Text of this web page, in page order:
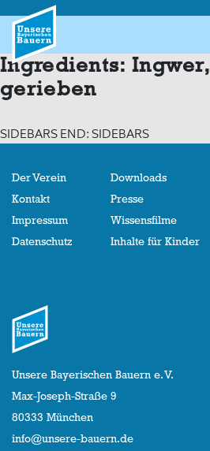
content
Ingredients:
gerieben
SIDEBARS END: SIDEBARS
Der Verein
Kontakt
Impressum
Datenschutz
Downloads
Presse
Wissensfilme
Inhalte für Kinder
Unsere Bayerischen Bauern e. V.
Max-Joseph-Straße 9
80333 München
info@unsere-bauern.de